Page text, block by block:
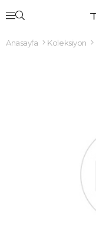
Anasayfa Koleksiyon